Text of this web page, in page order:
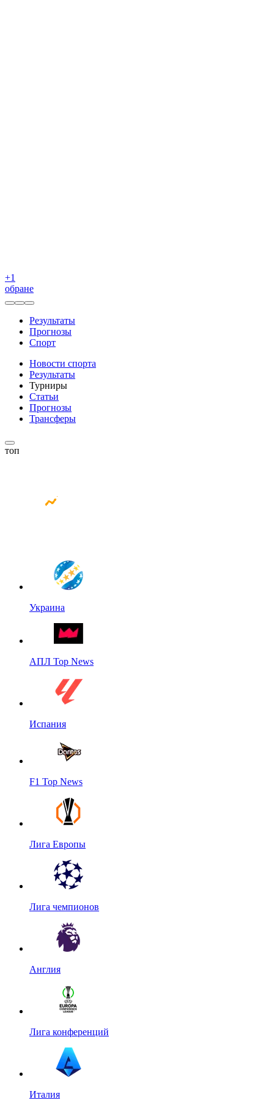
+1
обране
Результаты
Прогнозы
Спорт
Новости спорта
Результаты
Турниры
Статьи
Прогнозы
Трансферы
топ
Украина
АПЛ Top News
Испания
F1 Top News
Лига Европы
Лига чемпионов
Англия
Лига конференций
Италия